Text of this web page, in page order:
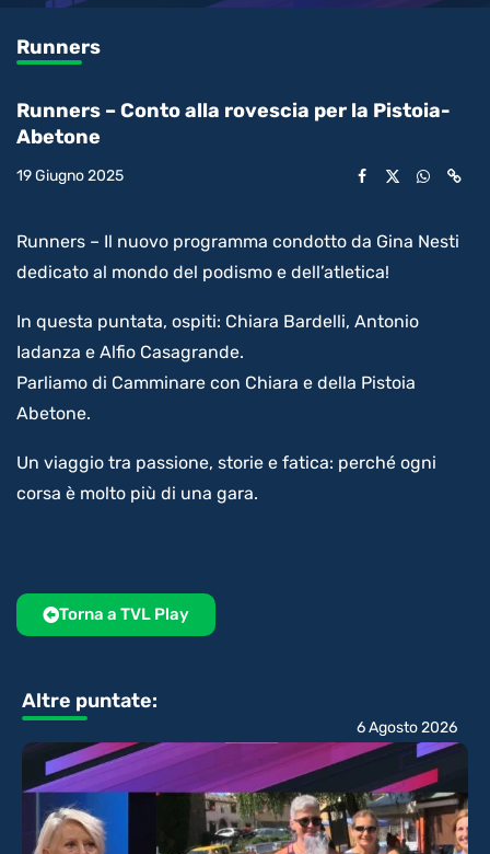
l’audio
in-
Runners
Runners – Conto alla rovescia per la Pistoia-
Abetone
19 Giugno 2025
Runners – Il nuovo programma condotto da Gina Nesti
dedicato al mondo del podismo e dell’atletica!
In questa puntata, ospiti: Chiara Bardelli, Antonio
Iadanza e Alfio Casagrande.
Parliamo di Camminare con Chiara e della Pistoia
Abetone.
Un viaggio tra passione, storie e fatica: perché ogni
corsa è molto più di una gara.
Torna a TVL Play
Altre puntate:
6 Agosto 2026